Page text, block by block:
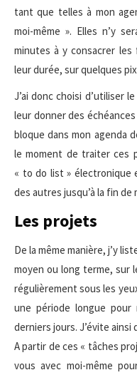
tant que telles à mon
moi-même ». Elles n’y
minutes à y consacrer
leur durée, sur quelques
J’ai donc choisi d’utiliser
leur donner des
bloque dans mon agenda
le moment de traiter ces
« to do list » électronique
des autres jusqu’à la fin
Les projets
De la même manière, j’y
moyen ou long terme, sur
régulièrement sous les
une période longue
derniers jours. J’évite ainsi
A partir de ces « tâches
vous avec moi-même